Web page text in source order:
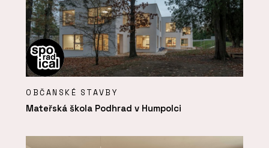
OBČANSKÉ STAVBY
Mateřská škola Podhrad v Humpolci